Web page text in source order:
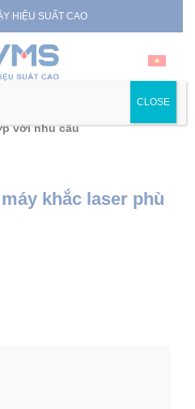
HIỆU SUẤT CAO
Kinh nghiệm
với nhu cầu
khắc laser phù
CLOSE